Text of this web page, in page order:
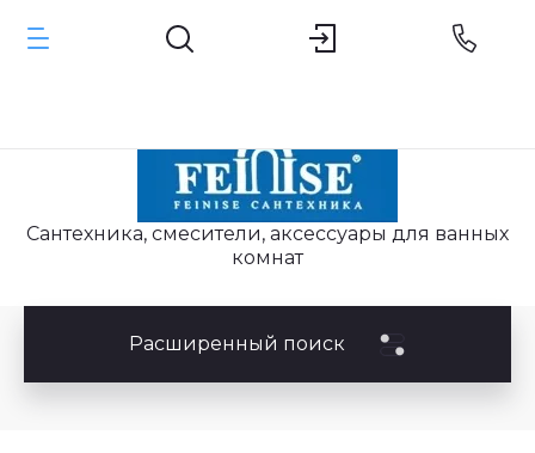
Сантехника, смесители, аксессуары для ванных
комнат
Расширенный поиск